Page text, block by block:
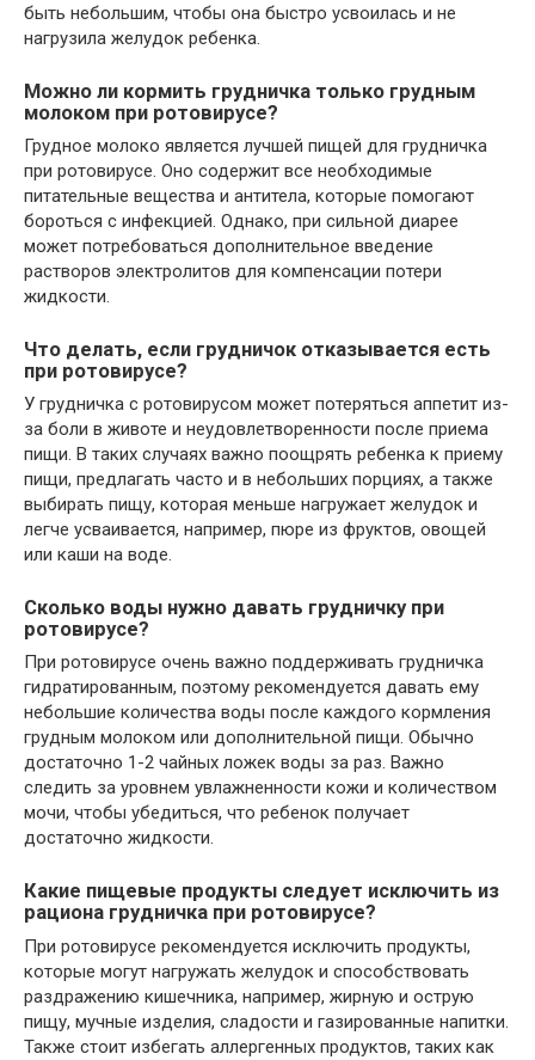
быть небольшим, чтобы она быстро усвоилась и не
нагрузила желудок ребенка.
Можно ли кормить грудничка только грудным
молоком при ротовирусе?
Грудное молоко является лучшей пищей для грудничка
при ротовирусе. Оно содержит все необходимые
питательные вещества и антитела, которые помогают
бороться с инфекцией. Однако, при сильной диарее
может потребоваться дополнительное введение
растворов электролитов для компенсации потери
жидкости.
Что делать, если грудничок отказывается есть
при ротовирусе?
У грудничка с ротовирусом может потеряться аппетит из-
за боли в животе и неудовлетворенности после приема
пищи. В таких случаях важно поощрять ребенка к приему
пищи, предлагать часто и в небольших порциях, а также
выбирать пищу, которая меньше нагружает желудок и
легче усваивается, например, пюре из фруктов, овощей
или каши на воде.
Сколько воды нужно давать грудничку при
ротовирусе?
При ротовирусе очень важно поддерживать грудничка
гидратированным, поэтому рекомендуется давать ему
небольшие количества воды после каждого кормления
грудным молоком или дополнительной пищи. Обычно
достаточно 1-2 чайных ложек воды за раз. Важно
следить за уровнем увлажненности кожи и количеством
мочи, чтобы убедиться, что ребенок получает
достаточно жидкости.
Какие пищевые продукты следует исключить из
рациона грудничка при ротовирусе?
При ротовирусе рекомендуется исключить продукты,
которые могут нагружать желудок и способствовать
раздражению кишечника, например, жирную и острую
пищу, мучные изделия, сладости и газированные напитки.
Также стоит избегать аллергенных продуктов, таких как